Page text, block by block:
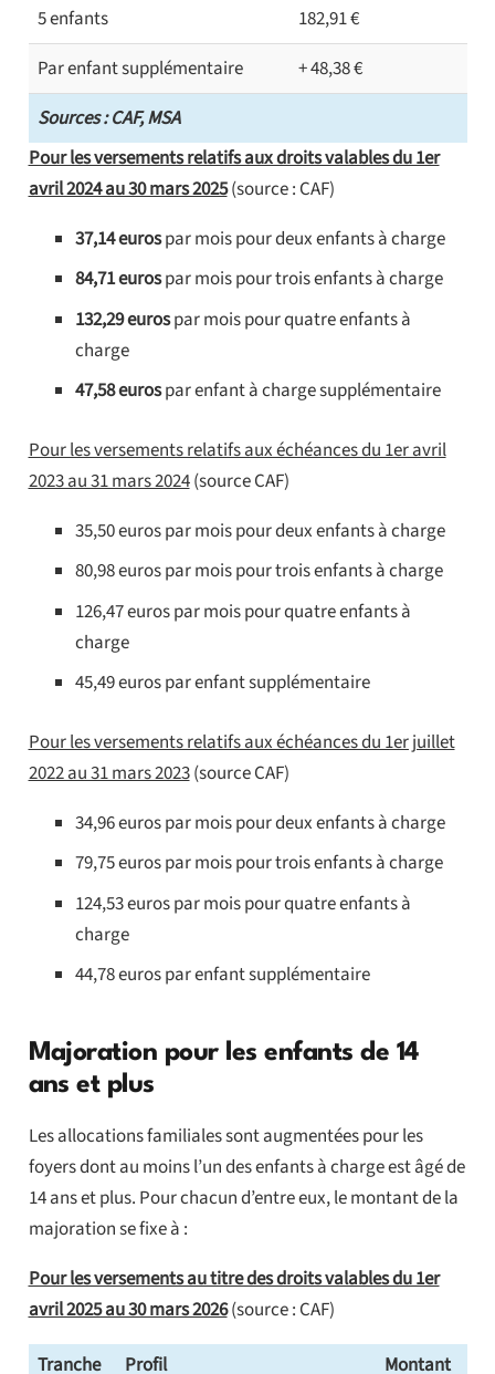
Sources : CAF, MSA
5 enfants
182,91 €
Par enfant supplémentaire
+ 48,38 €
Pour les versements relatifs aux droits valables du 1er
avril 2024 au 30 mars 2025(source : CAF)
37,14 eurospar mois pour deux enfants à charge
84,71 eurospar mois pour trois enfants à charge
132,29 eurospar mois pour quatre enfants à
charge
47,58 eurospar enfant à charge supplémentaire
Pour les versements relatifs aux échéances du 1er avril
2023 au 31 mars 2024(source CAF)
35,50 euros par mois pour deux enfants à charge
80,98 euros par mois pour trois enfants à charge
126,47 euros par mois pour quatre enfants à
charge
45,49 euros par enfant supplémentaire
Pour les versements relatifs aux échéances du 1er juillet
2022 au 31 mars 2023(source CAF)
34,96 euros par mois pour deux enfants à charge
79,75 euros par mois pour trois enfants à charge
124,53 euros par mois pour quatre enfants à
charge
44,78 euros par enfant supplémentaire
Majoration pour les enfants de 14
ans et plus
Les allocations familiales sont augmentées pour les
foyers dont au moins l’un des enfants à charge est âgé de
14 ans et plus. Pour chacun d’entre eux, le montant de la
majoration se fixe à :
Pour les versements au titre des droits valables du 1er
avril 2025 au 30 mars 2026(source : CAF)
Tranche Profil Montant